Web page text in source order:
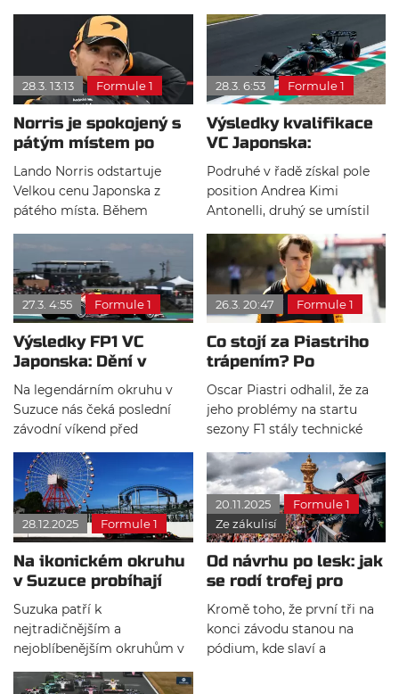
otázce na loňskou sezonu.
Damon Hill jeho chování
kritizoval a doporučil mu
získat zkušenosti s médii.
Podle Hilla je práce s
novináři důležitou součástí
role jezdce ve formuli 1.
Piastri a na třetím místě
dojel Charles Leclerc. Závod
ovlivnila nehoda Olivera
Bearmana a následný výjezd
safety caru, ze kterého
profitoval právě italský
jezdec.
28.3. 13:13 Formule 1
Norris je spokojený s
pátým místem po
nepříjemném víkendu
Lando Norris odstartuje
Velkou cenu Japonska z
pátého místa. Během
problémy, kvůli kterým odjel
méně kol než jeho týmový
kolega Oscar Piastri. Přesto
byl s výsledkem kvalifikace
spokojený. Před závodem
ale cítí nejistotu, protože
nemá dostatek dat, zejména
z jízd s plnou nádrží.
28.3. 6:53 Formule 1
Výsledky kvalifikace
VC Japonska:
Antonelli si podmanil
Suzuku!
Podruhé v řadě získal pole
position Andrea Kimi
Antonelli, druhý se umístil
Russell a na třetím místě
skončil Oscar Piatri. Max
Verstappen byl ve druhé
části kvalifikace vyřazen
Arvidem Lindbladem.
27.3. 4:55 Formule 1
Výsledky FP1 VC
Japonska: Dění v
Suzuce odstartovalo,
favoriti potvrdili
formu
Na legendárním okruhu v
Suzuce nás čeká poslední
závodní víkend před
dlouhou, více než měsíční
pauzou, po které se F1
představí v Miami. Do
víkendu vstupuje jako
největší favorit Mercedes,
ale Ferrari mu pořádně
dýchá na záda.
26.3. 20:47 Formule 1
Co stojí za Piastriho
trápením? Po
vyšetřování má jasno
Oscar Piastri odhalil, že za
jeho problémy na startu
sezony F1 stály technické
potíže s pohonnou
jednotkou. Kvůli nim
nedokázal odstartovat ani v
Austrálii, ani v Číně, což
prohloubilo trápení
McLarenu. Přesto zůstává
optimistický a věří, že se
tým v dalších závodech
zlepší.
28.12.2025 Formule 1
Na ikonickém okruhu
v Suzuce probíhají
úpravy
Suzuka patří k
nejtradičnějším a
nejoblíbenějším okruhům v
kalendáři. Mnohokrát se zde
rozhodlo o mistrovském
20.11.2025
Formule 1
Ze zákulisí
Od návrhu po lesk: jak
se rodí trofej pro
vítěze F1?
Kromě toho, že první tři na
konci závodu stanou na
pódium, kde slaví a